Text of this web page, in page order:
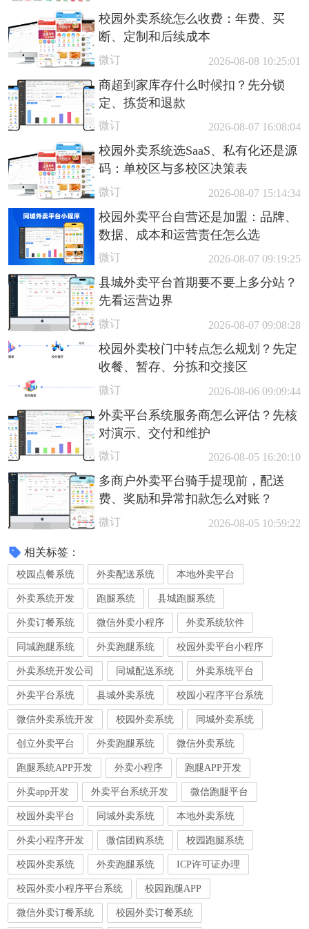
校园外卖系统怎么收费：年费、买
断、定制和后续成本
微订 2026-08-08 10:25:01
商超到家库存什么时候扣？先分锁
定、拣货和退款
微订 2026-08-07 16:08:04
校园外卖系统选SaaS、私有化还是源
码：单校区与多校区决策表
微订 2026-08-07 15:14:34
校园外卖平台自营还是加盟：品牌、
数据、成本和运营责任怎么选
微订 2026-08-07 09:19:25
县城外卖平台首期要不要上多分站？
先看运营边界
微订 2026-08-07 09:08:28
校园外卖校门中转点怎么规划？先定
收餐、暂存、分拣和交接区
微订 2026-08-06 09:09:44
外卖平台系统服务商怎么评估？先核
对演示、交付和维护
微订 2026-08-05 16:20:10
多商户外卖平台骑手提现前，配送
费、奖励和异常扣款怎么对账？
微订 2026-08-05 10:59:22
相关标签：
校园点餐系统 外卖配送系统 本地外卖平台
外卖系统开发 跑腿系统 县城跑腿系统
外卖订餐系统 微信外卖小程序 外卖系统软件
同城跑腿系统 外卖跑腿系统 校园外卖平台小程序
外卖系统开发公司 同城配送系统 外卖系统平台
外卖平台系统 县城外卖系统 校园小程序平台系统
微信外卖系统开发 校园外卖系统 同城外卖系统
创立外卖平台 外卖跑腿系统 微信外卖系统
跑腿系统APP开发 外卖小程序 跑腿APP开发
外卖app开发 外卖平台系统开发 微信跑腿平台
校园外卖平台 同城外卖系统 本地外卖系统
外卖小程序开发 微信团购系统 校园跑腿系统
校园外卖系统 外卖跑腿系统 ICP许可证办理
校园外卖小程序平台系统 校园跑腿APP
微信外卖订餐系统 校园外卖订餐系统